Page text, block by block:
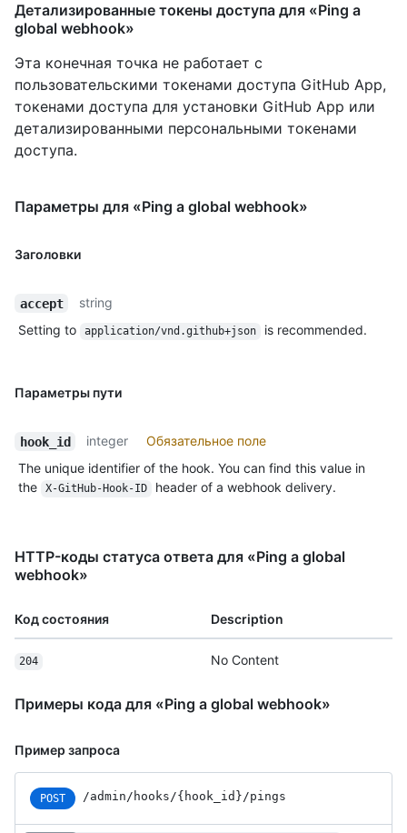
Детализированные токены доступа для «Ping a
global webhook»
Эта конечная точка не работает с
пользовательскими токенами доступа GitHub App,
токенами доступа для установки GitHub App или
детализированными персональными токенами
доступа.
Параметры для «Ping a global webhook»
Заголовки
accept
string
Setting to
application/vnd.github+json is recommended.
Параметры пути
hook_id integer
Обязательное поле
The unique identifier of the hook. You can find this value in
the
X-GitHub-Hook-ID header of a webhook delivery.
HTTP-коды статуса ответа для «Ping a global
webhook»
Код состояния Description
204 No Content
Примеры кода для «Ping a global webhook»
Пример запроса
POST /admin/hooks/{hook_ id}/pings